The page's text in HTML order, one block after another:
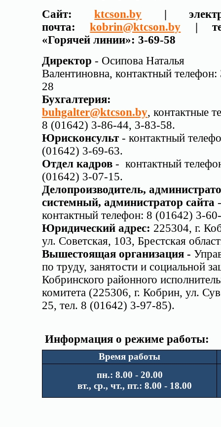
Сайт:ktcson.by | э
почта:kobrin@ktcson.by
|
«Горячей линии»: 3-69-58
Директор - Осипова Наталья
Валентиновна, контактный
28
Бухгалтерия:
buhgalter@ktcson.by, контактные
8 (01642) 3-86-44, 3-83-58.
Юрисконсульт - контактный
(01642) 3-69-63.
Отдел кадров - контактный
(01642) 3-07-15.
Делопроизводитель,
системный, администратор сайта -
контактный телефон: 8 (01642) 3-
Юридический адрес: 225304, г.
ул. Советская, 103, Брестская
Вышестоящая организация -
по труду, занятости и социальной
Кобринского районного
комитета (225306, г. Кобрин, ул.
25, тел. 8 (01642) 3-97-85).
Информация о режиме работы:
Время работы
пн.: 8.00 - 20.00
вт., ср., чт., пт.: 8.00 - 18.00